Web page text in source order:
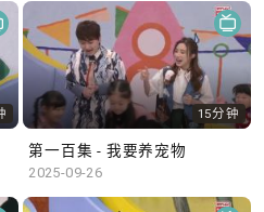
15分钟
第一百集 - 我要养宠物
2025-09-26